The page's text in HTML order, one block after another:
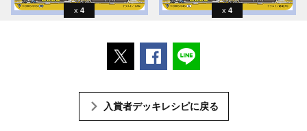
4 4
ポストするFacebookでシェアする
入賞者デッキレシピに戻る